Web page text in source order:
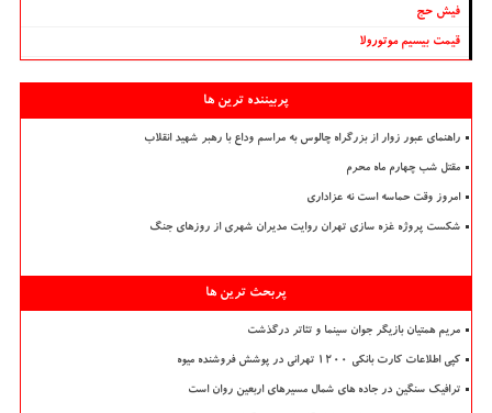
فیش حج
قیمت بیسیم موتورولا
پربیننده ترین ها
راهنمای عبور زوار از بزرگراه چالوس به مراسم وداع با رهبر شهید انقلاب
مقتل شب چهارم ماه محرم
امروز وقت حماسه است نه عزاداری
شکست پروژه غزه سازی تهران روایت مدیران شهری از روزهای جنگ
پربحث ترین ها
مریم همتیان بازیگر جوان سینما و تئاتر درگذشت
کپی اطلاعات کارت بانکی ۱۲۰۰ تهرانی در پوشش فروشنده میوه
ترافیک سنگین در جاده های شمال مسیرهای اربعین روان است